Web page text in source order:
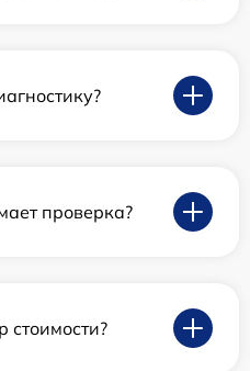
проверка?
стоимости?